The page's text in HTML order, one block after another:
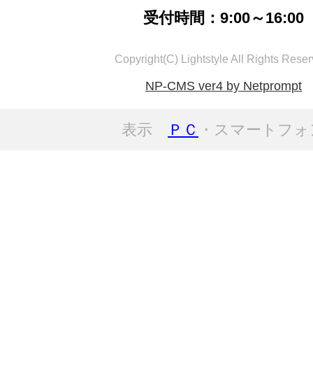
受付時間：9:00～16:00
Copyright(C) Lightstyle All Rights
NP-CMS ver4 by Netprompt
表示 ＰＣ ・スマートフ